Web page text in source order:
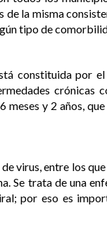
la misma
tipo de
constituida por
crónicas
y 2 años,
virus, entre los
Se trata de una
por eso es